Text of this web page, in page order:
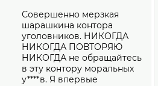
Совершенно мерзкая
шарашкина контора
уголовников. НИКОГДА
НИКОГДА ПОВТОРЯЮ
НИКОГДА не обращайтесь
в эту контору моральных
у****в. Я впервые